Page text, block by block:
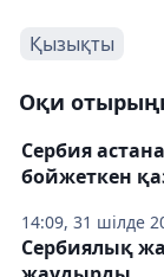
Қызықты
Оқи
14:09, 31 шілде
Сербия
бойжеткен
Сербиялық